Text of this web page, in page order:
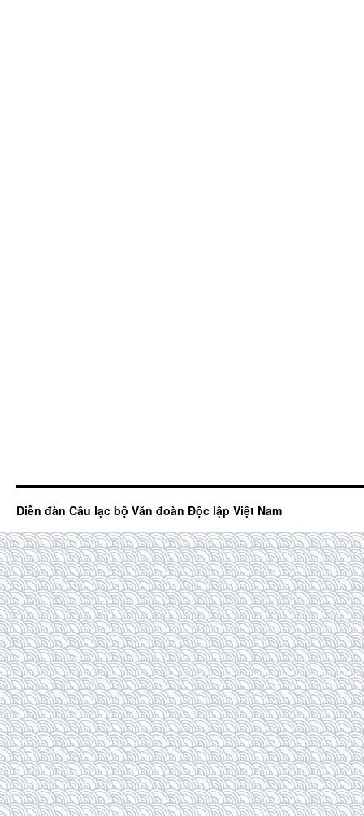
Diễn đàn Câu lạc bộ Văn đoàn Độc lập Việt Nam